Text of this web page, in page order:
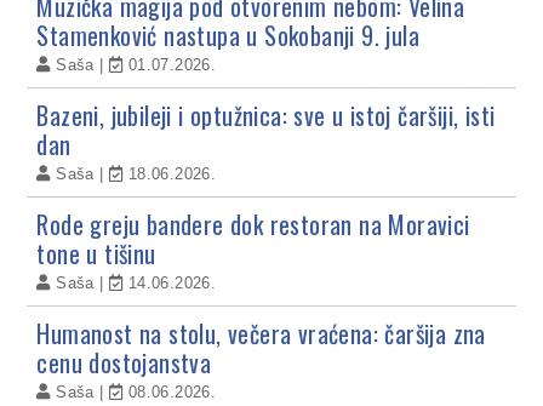
Stamenković nastupa u Sokobanji 9. jula
Saša 01.07.2026.
Bazeni, jubileji i optužnica: sve u istoj čaršiji, isti
dan
Saša 18.06.2026.
Rode greju bandere dok restoran na Moravici
tone u tišinu
Saša 14.06.2026.
Humanost na stolu, večera vraćena: čaršija zna
cenu dostojanstva
Saša 08.06.2026.